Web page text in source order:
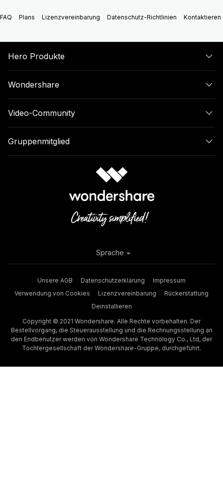
FAQ Plans Lizenzvereinbarung Datenschutz-Richtlinien Kontaktieren
Hero Produkte
Wondershare
Video-Community
Gruppenmitglied
Unsere AGB Datenschutzerklärung
Impressum
Verwendung von Cookies
Lizenzvereinbarung
Rückerstattung
Deinstallieren
Copyright © 2021 Wondershare. Alle Rechte vorbehalten. Der
Bestellvorgang, die Steuerausstellung und die Rechnungsstellung an
den Endbenutzer werden von Wondershare Technology Co., Ltd, der
Tochtergesellschaft der Wondershare-Gruppe, durchgeführt.
Sprache